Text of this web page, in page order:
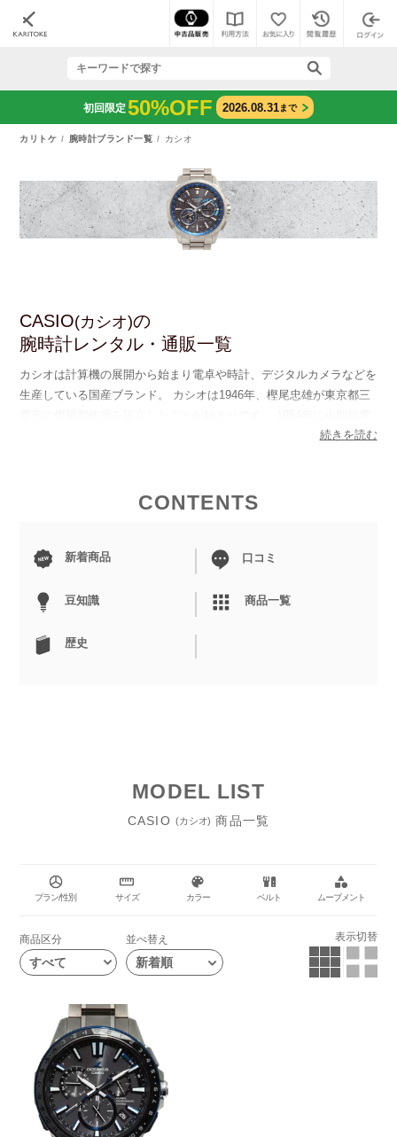
初回限定50%OFF 2026.08.31まで
カリトケ 腕時計ブランド一覧 カシオ
CASIO(カシオ)の
腕時計レンタル・通販一覧
続きを読む
カシオは計算機の展開から始まり電卓や時計、デジタルカメラなどを
生産している国産ブランド。 カシオは1946年、樫尾忠雄が東京都三
気式の計算機を自社で完成させると、1957年に兄弟と共にカシオ計
SHOCK（ジーショック）」が1983年に発売され、落としても壊れな
「BABY-G」が更にヒット。 その後、カシオは時計をはじめ、電卓
や電子辞書、電子楽器など様々な電気機器を扱う日本の一流電子機器
メーカーに成長します。 高級時計ブランドと比較すると安価で購入
することができるモデルが多い上に、丈夫なカシオの腕時計は若者世
代から大人まで現在も多くの人が愛用しています。
CONTENTS
新着商品 口コミ
豆知識 商品一覧
歴史
MODEL LIST
CASIO (カシオ) 商品一覧
プラン/性別 サイズ カラー ベルト ムーブメント
商品区分
すべて
並べ替え 表示切替